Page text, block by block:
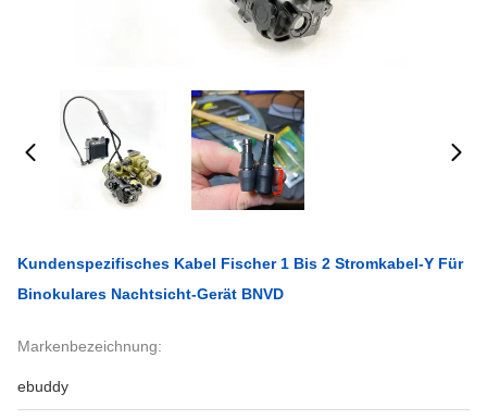
Kundenspezifisches Kabel Fischer 1 Bis 2 Stromkabel-Y Für
Binokulares Nachtsicht-Gerät BNVD
Markenbezeichnung:
ebuddy